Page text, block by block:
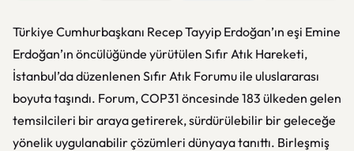
Türkiye Cumhurbaşkanı Recep Tayyip Erdoğan’ın eşi Emine
Erdoğan’ın öncülüğünde yürütülen Sıfır Atık Hareketi,
İstanbul’da düzenlenen Sıfır Atık Forumu ile uluslararası
boyuta taşındı. Forum, COP31 öncesinde 183 ülkeden gelen
temsilcileri bir araya getirerek, sürdürülebilir bir geleceğe
yönelik uygulanabilir çözümleri dünyaya tanıttı. Birleşmiş